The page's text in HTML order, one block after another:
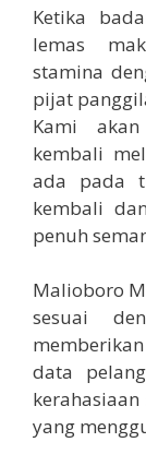
Ketika
lemas
stamina
pijat
Kami
kembali
ada pada
kembali
penuh
Malioboro
sesuai
data
yang